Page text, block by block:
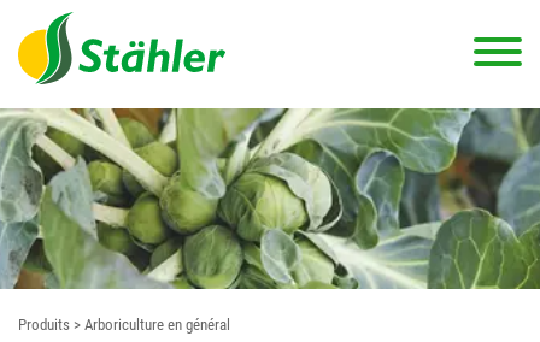
Produits > Arboriculture en général